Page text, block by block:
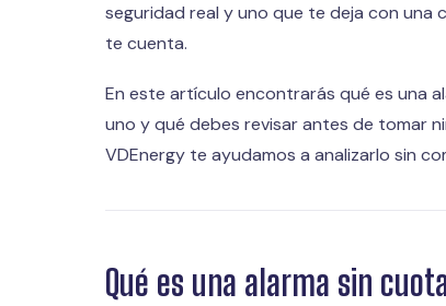
seguridad real y uno que te deja con una
te cuenta.
En este artículo encontrarás qué es una
uno y qué debes revisar antes de tomar
VDEnergy te ayudamos a analizarlo sin
Qué es una alarma sin